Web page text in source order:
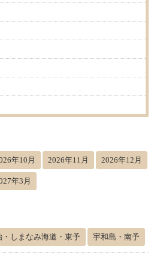
年10月 2026年11月 2026年12月
年3月
・しまなみ海道・東予 宇和島・南予